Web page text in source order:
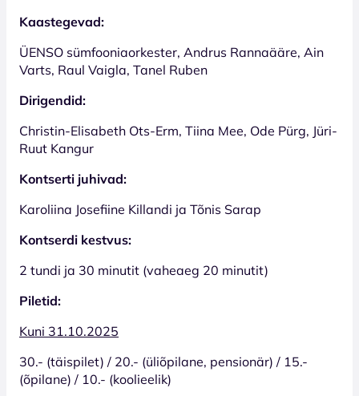
Kaastegevad:
ÜENSO sümfooniaorkester, Andrus Rannaääre, Ain
Varts, Raul Vaigla, Tanel Ruben
Dirigendid:
Christin-Elisabeth Ots-Erm, Tiina Mee, Ode Pürg, Jüri-
Ruut Kangur
Kontserti juhivad:
Karoliina Josefiine Killandi ja Tõnis Sarap
Kontserdi kestvus:
2 tundi ja 30 minutit (vaheaeg 20 minutit)
Piletid:
Kuni 31.10.2025
30.- (täispilet) / 20.- (üliõpilane, pensionär) / 15.-
(õpilane) / 10.- (koolieelik)